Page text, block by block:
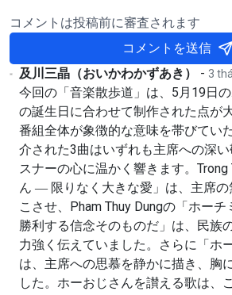
コメントは投稿前に審査されます
コメントを送信
及川三晶（おいかわかずあき）
- 3
今回の「音楽散歩道」は、5月19日
の誕生日に合わせて制作された点が
番組全体が象徴的な意味を帯びてい
介された3曲はいずれも主席への深
スナーの心に温かく響きます。Trong
ん ― 限りなく大きな愛」は、主席
こさせ、Pham Thuy Dungの「ホー
勝利する信念そのものだ」は、民族
力強く伝えていました。さらに「ホ
は、主席への思慕を静かに描き、胸
した。ホーおじさんを讃える歌は、